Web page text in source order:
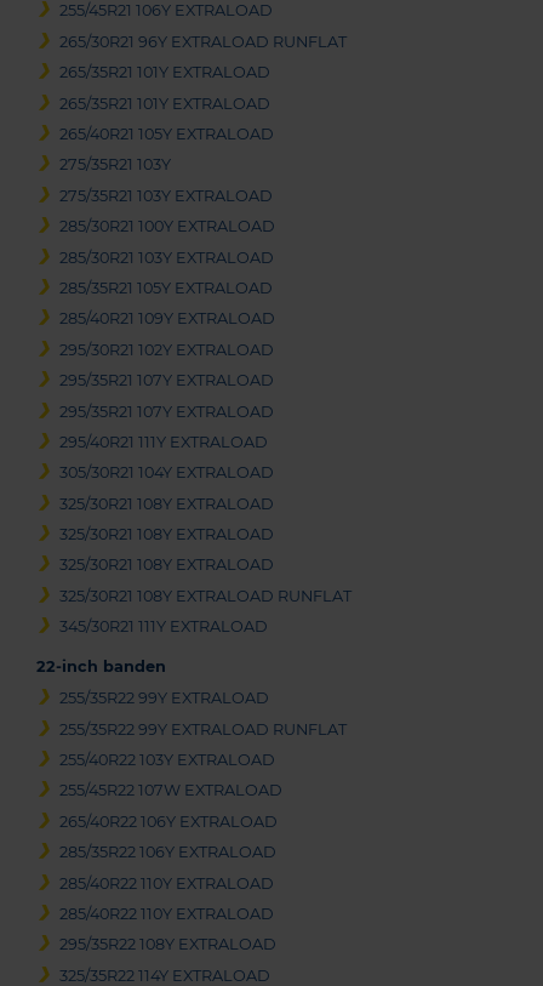
255/45R21 106Y EXTRALOAD
265/30R21 96Y EXTRALOAD RUNFLAT
265/35R21 101Y EXTRALOAD
265/35R21 101Y EXTRALOAD
265/40R21 105Y EXTRALOAD
275/35R21 103Y
275/35R21 103Y EXTRALOAD
285/30R21 100Y EXTRALOAD
285/30R21 103Y EXTRALOAD
285/35R21 105Y EXTRALOAD
285/40R21 109Y EXTRALOAD
295/30R21 102Y EXTRALOAD
295/35R21 107Y EXTRALOAD
295/35R21 107Y EXTRALOAD
295/40R21 111Y EXTRALOAD
305/30R21 104Y EXTRALOAD
325/30R21 108Y EXTRALOAD
325/30R21 108Y EXTRALOAD
325/30R21 108Y EXTRALOAD
325/30R21 108Y EXTRALOAD RUNFLAT
345/30R21 111Y EXTRALOAD
22-inch banden
255/35R22 99Y EXTRALOAD
255/35R22 99Y EXTRALOAD RUNFLAT
255/40R22 103Y EXTRALOAD
255/45R22 107W EXTRALOAD
265/40R22 106Y EXTRALOAD
285/35R22 106Y EXTRALOAD
285/40R22 110Y EXTRALOAD
285/40R22 110Y EXTRALOAD
295/35R22 108Y EXTRALOAD
325/35R22 114Y EXTRALOAD